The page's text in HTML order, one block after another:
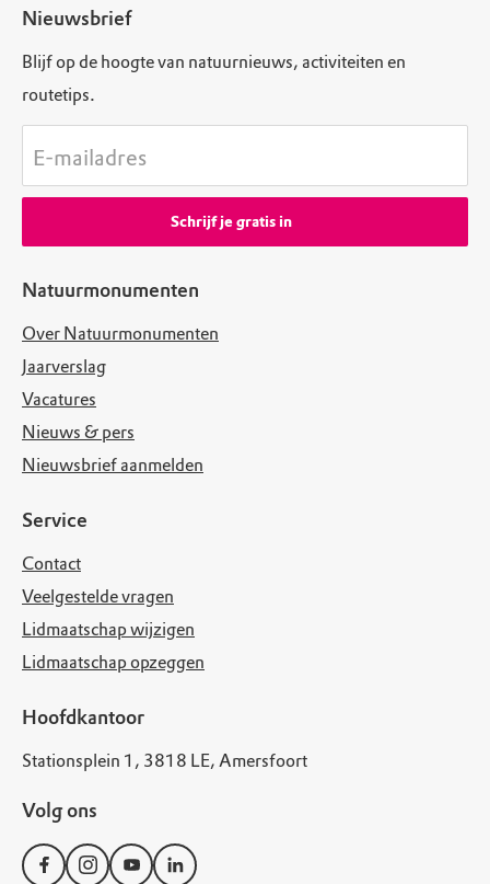
Natuurmonumenten
Over Natuurmonumenten
Jaarverslag
Vacatures
Nieuws & pers
Nieuwsbrief aanmelden
Service
Contact
Veelgestelde vragen
Lidmaatschap wijzigen
Lidmaatschap opzeggen
Hoofdkantoor
Stationsplein 1, 3818 LE, Amersfoort
Volg ons
Nieuwsbrief
Blijf op de hoogte van natuurnieuws, activiteiten en
routetips.
E-mailadres
Schrijf je gratis in